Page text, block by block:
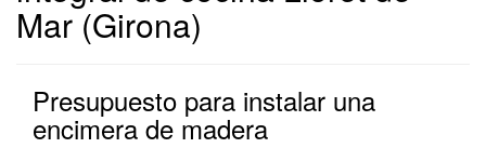
Mar (Girona)
Presupuesto para instalar una
encimera de madera